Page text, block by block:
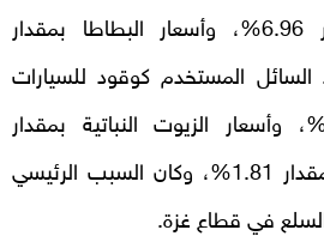
وسكريات أخرى بمقدار 6.96%، وأسعار البطاطا بمقدار
السائل المستخدم كوقود للسيارات
بمقدار 3.58%، وأسعار الزيوت النباتية بمقدار
3.57%، وأسعار الأرز بمقدار 1.81%، وكان السبب الرئيسي
في قطاع غزة.